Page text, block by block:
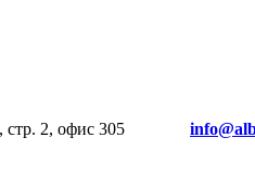
6А, стр. 2, офис 305